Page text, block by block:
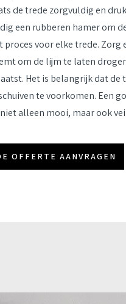
de trede zorgvuldig en
een rubberen hamer om
voor elke trede. Zorg
om de lijm te laten
Het is belangrijk dat de
te voorkomen. Een
alleen mooi, maar ook
OFFERTE AANVRAGEN